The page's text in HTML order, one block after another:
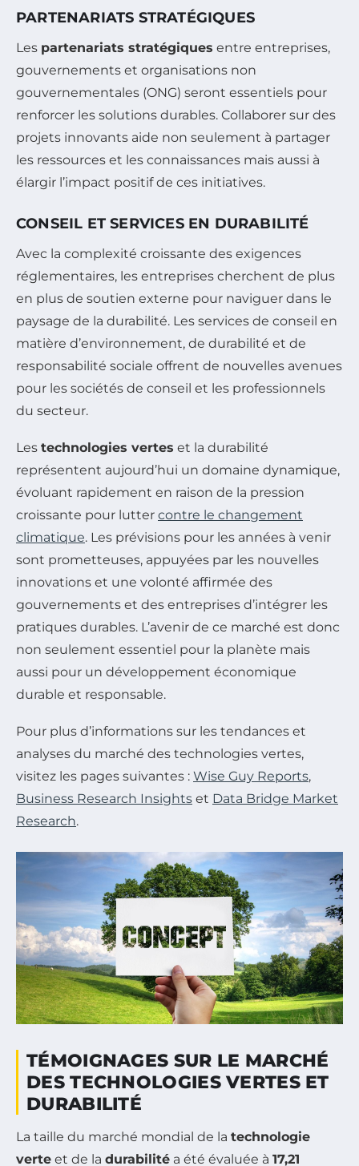
PARTENARIATS STRATÉGIQUES
Les partenariats stratégiques entre entreprises,
gouvernements et organisations non
gouvernementales (ONG) seront essentiels pour
renforcer les solutions durables. Collaborer sur des
projets innovants aide non seulement à partager
les ressources et les connaissances mais aussi à
élargir l’impact positif de ces initiatives.
CONSEIL ET SERVICES EN DURABILITÉ
Avec la complexité croissante des exigences
réglementaires, les entreprises cherchent de plus
en plus de soutien externe pour naviguer dans le
paysage de la durabilité. Les services de conseil en
matière d’environnement, de durabilité et de
responsabilité sociale offrent de nouvelles avenues
pour les sociétés de conseil et les professionnels
du secteur.
Les technologies vertes et la durabilité
représentent aujourd’hui un domaine dynamique,
évoluant rapidement en raison de la pression
croissante pour lutter contre le changement
climatique. Les prévisions pour les années à venir
sont prometteuses, appuyées par les nouvelles
innovations et une volonté affirmée des
gouvernements et des entreprises d’intégrer les
pratiques durables. L’avenir de ce marché est donc
non seulement essentiel pour la planète mais
aussi pour un développement économique
durable et responsable.
Pour plus d’informations sur les tendances et
analyses du marché des technologies vertes,
visitez les pages suivantes : Wise Guy Reports,
Business Research Insights et Data Bridge Market
Research.
TÉMOIGNAGES SUR LE MARCHÉ
DES TECHNOLOGIES VERTES ET
DURABILITÉ
La taille du marché mondial de la technologie
verte et de la durabilité a été évaluée à 17,21